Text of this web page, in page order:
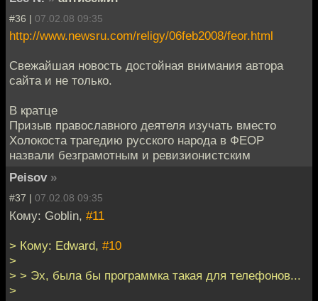
#36 | 07.02.08 09:35
http://www.newsru.com/religy/06feb2008/feor.html
Свежайшая новость достойная внимания автора
сайта и не только.
В кратце
Призыв православного деятеля изучать вместо
Холокоста трагедию русского народа в ФЕОР
назвали безграмотным и ревизионистским
Peisov »
#37 | 07.02.08 09:35
Кому: Goblin, #11
> Кому: Edward, #10
>
> > Эх, была бы программка такая для телефонов...
>